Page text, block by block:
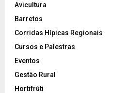
Avicultura
Barretos
Corridas Hípicas Regionais
Cursos e Palestras
Eventos
Gestão Rural
Hortifrúti